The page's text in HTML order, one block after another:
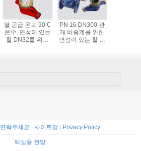
열 공급 온도 90 C
온수, 연성이 있는
철 DN32를 위한
PN 16 DN300 관
개 비중계를 위한
연성이 있는 철 주
연락주세요 | 사이트맵 | Privacy Policy
탁상용 전망